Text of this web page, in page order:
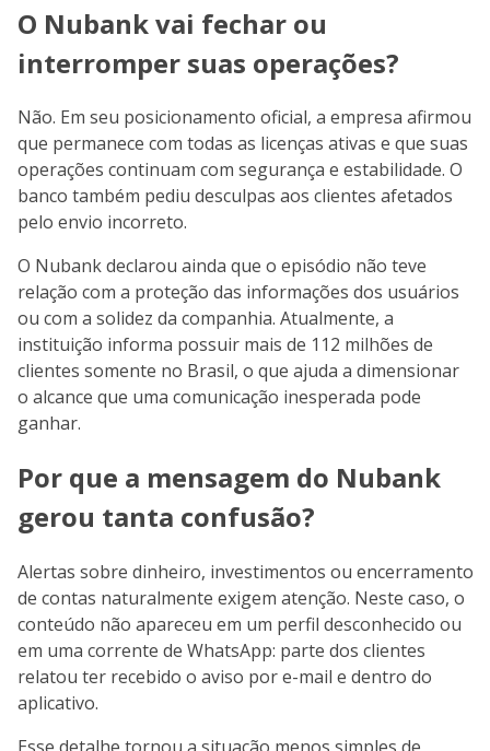
O Nubank vai fechar ou
interromper suas operações?
Não. Em seu posicionamento oficial, a empresa afirmou
que permanece com todas as licenças ativas e que suas
operações continuam com segurança e estabilidade. O
banco também pediu desculpas aos clientes afetados
pelo envio incorreto.
O Nubank declarou ainda que o episódio não teve
relação com a proteção das informações dos usuários
ou com a solidez da companhia. Atualmente, a
instituição informa possuir mais de 112 milhões de
clientes somente no Brasil, o que ajuda a dimensionar
o alcance que uma comunicação inesperada pode
ganhar.
Por que a mensagem do Nubank
gerou tanta confusão?
Alertas sobre dinheiro, investimentos ou encerramento
de contas naturalmente exigem atenção. Neste caso, o
conteúdo não apareceu em um perfil desconhecido ou
em uma corrente de WhatsApp: parte dos clientes
relatou ter recebido o aviso por e-mail e dentro do
aplicativo.